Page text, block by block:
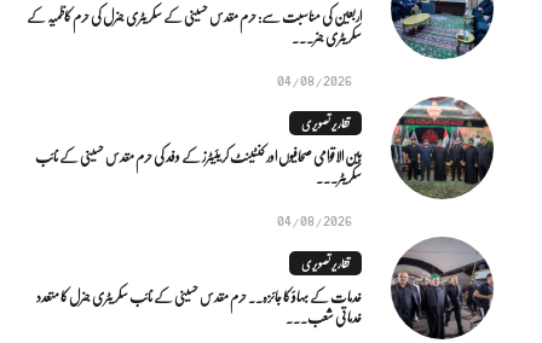
اربعین کی مناسبت سے: حرم مقدس حسینی کے سکریٹری جنرل کی حرم کاظمیہ کے
سکریٹری جنر...
04/08/2026
تقاریر تصویری
بین الاقوامی صحافیوں اور کنٹینٹ کریئیٹرز کے وفد کی حرم مقدس حسینی کے نائب
سکریٹر...
04/08/2026
تقاریر تصویری
خدمات کے بہاؤ کا جائزہ.. حرم مقدس حسینی کے نائب سکریٹری جنرل کا متعدد
خدماتی شعب...